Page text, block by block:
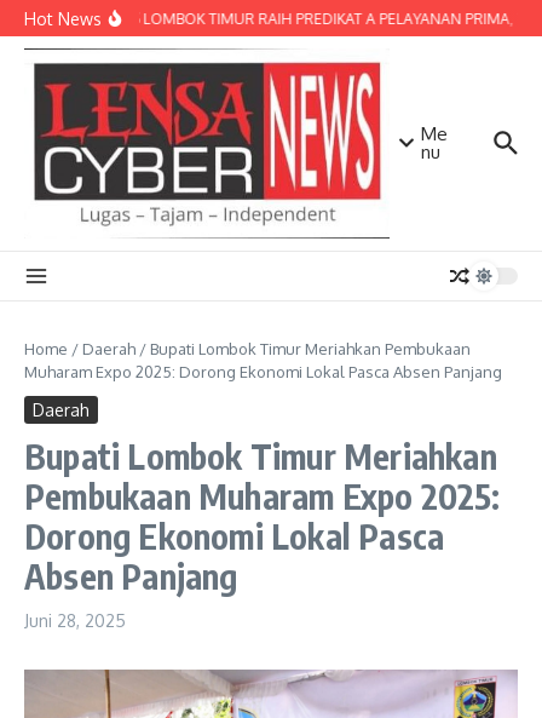
Lewati ke konten
Hot NewsPOLRES LOMBOK TIMUR RAIH PREDIKAT A PELAYANAN PRIMA,
Me
nu
Home / Daerah / Bupati Lombok Timur Meriahkan Pembukaan
Muharam Expo 2025: Dorong Ekonomi Lokal Pasca Absen Panjang
Daerah
Bupati Lombok Timur Meriahkan
Pembukaan Muharam Expo 2025:
Dorong Ekonomi Lokal Pasca
Absen Panjang
Juni 28, 2025